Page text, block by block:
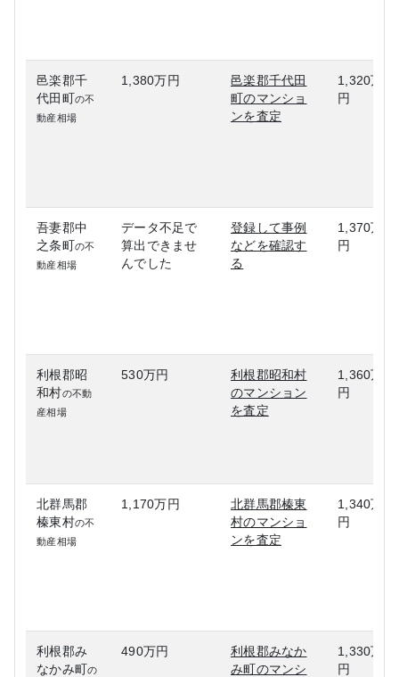
邑楽郡千
代田町の不
動産相場
1,380万円
邑楽郡千代田
町のマンショ
ンを査定
1,320万
円
吾妻郡中
之条町の不
動産相場
データ不足で
算出できませ
んでした
登録して事例
などを確認す
る
1,370万
円
利根郡昭
和村の不動
産相場
530万円
利根郡昭和村
のマンション
を査定
1,360万
円
北群馬郡
榛東村の不
動産相場
1,170万円
北群馬郡榛東
村のマンショ
ンを査定
1,340万
円
利根郡み
なかみ町の
490万円
利根郡みなか
み町のマンシ
1,330万
円